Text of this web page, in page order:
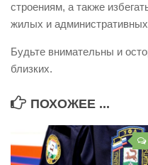
Обращения
Вакансии
строениям, а также
жилых и
Будьте внимательны и
близких.
ПОХОЖЕЕ ...